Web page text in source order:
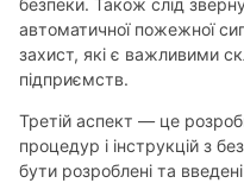
автоматичної пожежної
захист, які є важливими
підприємств.
Третій аспект — це
процедур і інструкцій з
бути розроблені та